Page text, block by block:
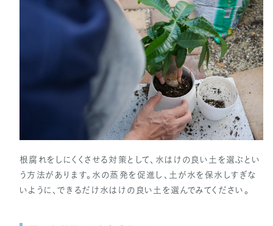
根腐れをしにくくさせる対策として、水はけの良い土を選ぶとい
う方法があります。水の蒸発を促進し、土が水を保水しすぎな
いように、できるだけ水はけの良い土を選んでみてください。